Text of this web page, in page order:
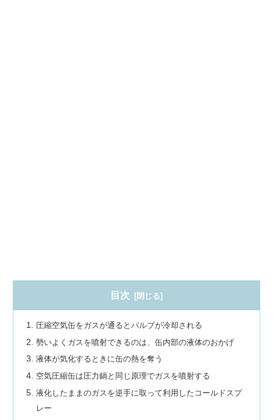
目次
圧縮空気缶をガスが通るとバルブが冷却される
勢いよくガスを噴射できるのは、缶内部の液体のおかげ
液体が気化するときに缶の熱を奪う
空気圧縮缶は圧力鍋と同じ原理でガスを噴射する
液化したままのガスを逆手に取って利用したコールドスプ
レー